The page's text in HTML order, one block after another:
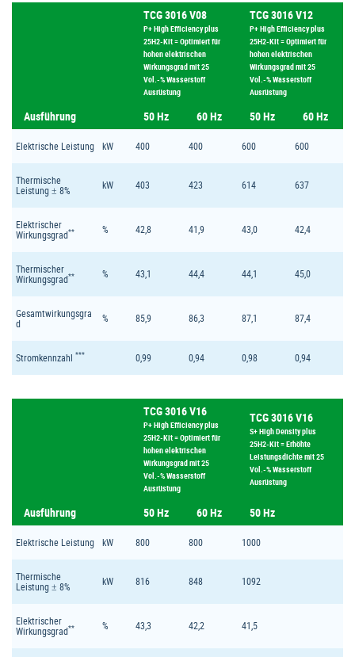
TCG 3016 V08
P+ High Efficiency plus
25H2-Kit = Optimiert für
hohen elektrischen
Wirkungsgrad mit 25
Vol.-% Wasserstoff
Ausrüstung
TCG 3016 V12
P+ High Efficiency plus
25H2-Kit = Optimiert für
hohen elektrischen
Wirkungsgrad mit 25
Vol.-% Wasserstoff
Ausrüstung
Ausführung 50 Hz 60 Hz 50 Hz 60 Hz
Elektrische Leistung kW 400 400 600 600
Thermische
Leistung ± 8%
kW 403 423 614 637
Elektrischer
Wirkungsgrad** % 42,8 41,9 43,0 42,4
Thermischer
Wirkungsgrad** % 43,1 44,4 44,1 45,0
Gesamtwirkungsgra
d
% 85,9 86,3 87,1 87,4
Stromkennzahl *** 0,99 0,94 0,98 0,94
TCG 3016 V16
P+ High Efficiency plus
25H2-Kit = Optimiert für
hohen elektrischen
Wirkungsgrad mit 25
Vol.-% Wasserstoff
Ausrüstung
TCG 3016 V16
S+ High Density plus
25H2-Kit = Erhöhte
Leistungsdichte mit 25
Vol.-% Wasserstoff
Ausrüstung
Ausführung 50 Hz 60 Hz 50 Hz
Elektrische Leistung kW 800 800 1000
Thermische
Leistung ± 8%
kW 816 848 1092
Elektrischer
Wirkungsgrad** % 43,3 42,2 41,5